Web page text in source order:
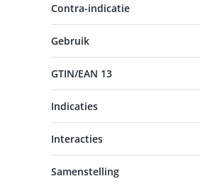
Contra-indicatie
Gebruik
GTIN/EAN 13
Indicaties
Interacties
Samenstelling